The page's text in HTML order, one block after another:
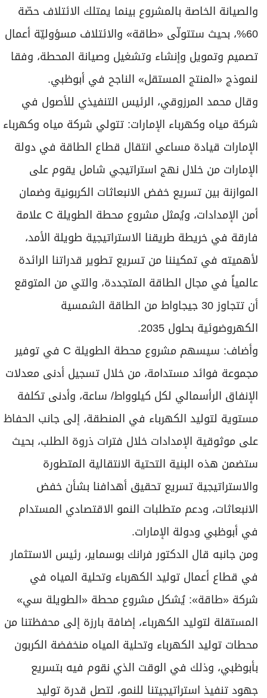
والصيانة الخاصة بالمشروع بينما يمتلك الائتلاف حصّة
60%، بحيث ستتولّى «طاقة» والائتلاف مسؤوليّة أعمال
تصميم وتمويل وإنشاء وتشغيل وصيانة المحطة، وفقا
لنموذج «المنتج المستقل» الناجح في أبوظبي.
وقال محمد المرزوقي، الرئيس التنفيذي للأصول في
شركة مياه وكهرباء الإمارات: تتولي شركة مياه وكهرباء
الإمارات قيادة مساعي انتقال قطاع الطاقة في دولة
الإمارات من خلال نهج استراتيجي شامل يقوم على
الموازنة بين تسريع خفض الانبعاثات الكربونية وضمان
أمن الإمدادات، ويُمثل مشروع محطة الطويلة C علامة
فارقة في خريطة طريقنا الاستراتيجية طويلة الأمد،
لأهميته في تمكيننا من تسريع تطوير قدراتنا الرائدة
عالمياً في مجال الطاقة المتجددة، والتي من المتوقع
أن تتجاوز 30 جيجاواط من الطاقة الشمسية
الكهروضوئية بحلول 2035.
وأضاف: سيسهم مشروع محطة الطويلة C في توفير
مجموعة فوائد مستدامة، من خلال تسجيل أدنى معدلات
الإنفاق الرأسمالي لكل كيلوواط/ ساعة، وأدنى تكلفة
مستوية لتوليد الكهرباء في المنطقة، إلى جانب الحفاظ
على موثوقية الإمدادات خلال فترات ذروة الطلب، بحيث
ستضمن هذه البنية التحتية الانتقالية المتطورة
والاستراتيجية تسريع تحقيق أهدافنا بشأن خفض
الانبعاثات، ودعم متطلبات النمو الاقتصادي المستدام
في أبوظبي ودولة الإمارات.
ومن جانبه قال الدكتور فرانك بوسماير، رئيس الاستثمار
في قطاع أعمال توليد الكهرباء وتحلية المياه في
شركة «طاقة»: يُشكل مشروع محطة «الطويلة سي»
المستقلة لتوليد الكهرباء، إضافة بارزة إلى محفظتنا من
محطات توليد الكهرباء وتحلية المياه منخفضة الكربون
بأبوظبي، وذلك في الوقت الذي نقوم فيه بتسريع
جهود تنفيذ استراتيجيتنا للنمو، لتصل قدرة توليد